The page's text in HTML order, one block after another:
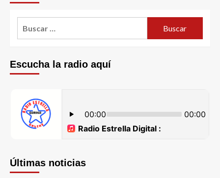
Escucha la radio aquí
Últimas noticias